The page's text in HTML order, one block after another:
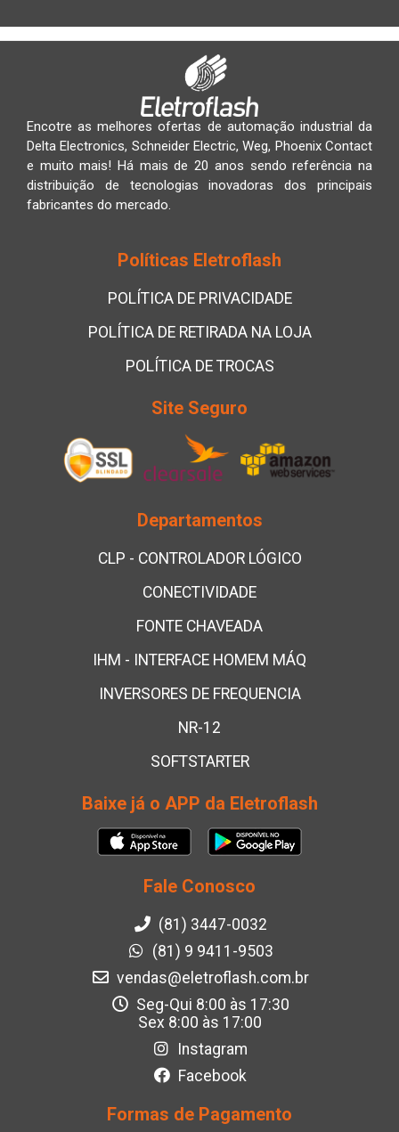
Encotre as melhores ofertas de automação industrial da
Delta Electronics, Schneider Electric, Weg, Phoenix Contact
e muito mais! Há mais de 20 anos sendo referência na
distribuição de tecnologias inovadoras dos principais
fabricantes do mercado.
Políticas Eletroflash
POLÍTICA DE PRIVACIDADE
POLÍTICA DE RETIRADA NA LOJA
POLÍTICA DE TROCAS
Site Seguro
Departamentos
CLP - CONTROLADOR LÓGICO
CONECTIVIDADE
FONTE CHAVEADA
IHM - INTERFACE HOMEM MÁQ
INVERSORES DE FREQUENCIA
NR-12
SOFTSTARTER
Baixe já o APP da Eletroflash
Fale Conosco
(81) 3447-0032
(81) 9 9411-9503
vendas@eletroflash.com.br
Seg-Qui 8:00 às 17:30
Sex 8:00 às 17:00
Instagram
Facebook
Formas de Pagamento